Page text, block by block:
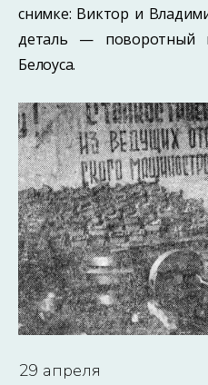
снимке: Виктор и
деталь — поворотный
Белоуса.
29 апреля